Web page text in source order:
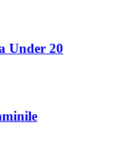
Under 20